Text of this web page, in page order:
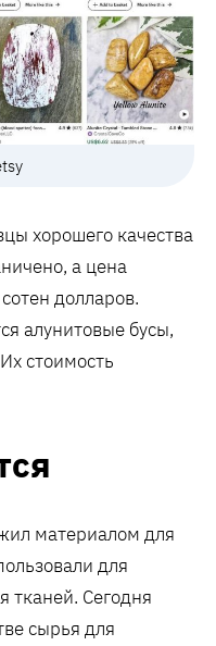
хорошего качества
а цена
долларов.
алунитовые бусы,
стоимость
материалом для
для
тканей. Сегодня
сырья для